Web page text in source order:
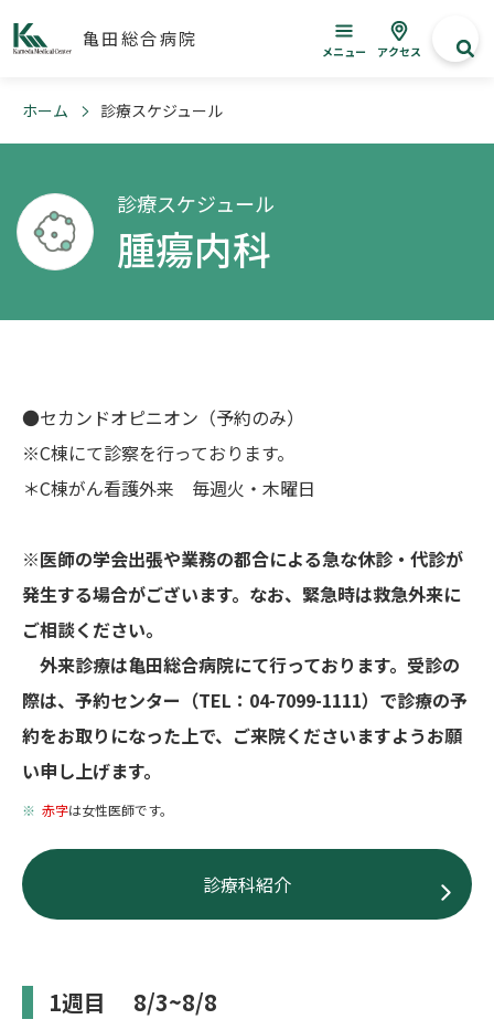
亀田総合病院
メニュー アクセス
ホーム 診療スケジュール
診療スケジュール
腫瘍内科
●セカンドオピニオン（予約のみ）
※C棟にて診察を行っております。
＊C棟がん看護外来 毎週火・木曜日
※医師の学会出張や業務の都合による急な休診・代診が
発生する場合がございます。なお、緊急時は救急外来に
ご相談ください。
外来診療は亀田総合病院にて行っております。受診の
際は、予約センター（TEL：04-7099-1111）で診療の予
約をお取りになった上で、ご来院くださいますようお願
い申し上げます。
赤字は女性医師です。
診療科紹介
1週目 8/3~8/8